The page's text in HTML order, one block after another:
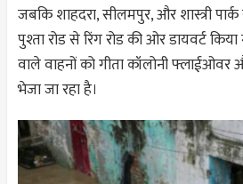
जबकि शाहदरा, सीलमपुर, और शास्त्री
पुश्ता रोड से रिंग रोड की ओर डायवर्ट
वाले वाहनों को गीता कॉलोनी
भेजा जा रहा है।